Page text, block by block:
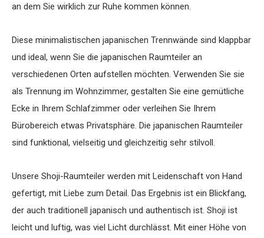
an dem Sie wirklich zur Ruhe kommen können.
Diese minimalistischen japanischen Trennwände sind klappbar
und ideal, wenn Sie die japanischen Raumteiler an
verschiedenen Orten aufstellen möchten. Verwenden Sie sie
als Trennung im Wohnzimmer, gestalten Sie eine gemütliche
Ecke in Ihrem Schlafzimmer oder verleihen Sie Ihrem
Bürobereich etwas Privatsphäre. Die japanischen Raumteiler
sind funktional, vielseitig und gleichzeitig sehr stilvoll.
Unsere Shoji-Raumteiler werden mit Leidenschaft von Hand
gefertigt, mit Liebe zum Detail. Das Ergebnis ist ein Blickfang,
der auch traditionell japanisch und authentisch ist. Shoji ist
leicht und luftig, was viel Licht durchlässt. Mit einer Höhe von